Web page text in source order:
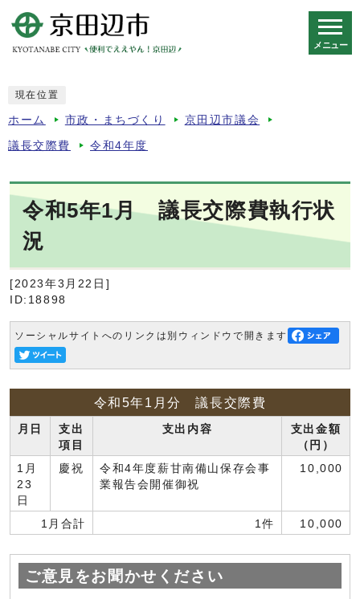
メニュー
現在位置
ホーム 市政・まちづくり 京田辺市議会
議長交際費 令和4年度
令和5年1月 議長交際費執行状
況
[2023年3月22日]
ID:18898
ソーシャルサイトへのリンクは別ウィンドウで開きます
令和5年1月分 議長交際費
月日
支出
項目
支出内容
支出金額
（円）
1月
23
日
慶祝
令和4年度薪甘南備山保存会事
業報告会開催御祝
10,000
1月合計 1件 10,000
ご意見をお聞かせください